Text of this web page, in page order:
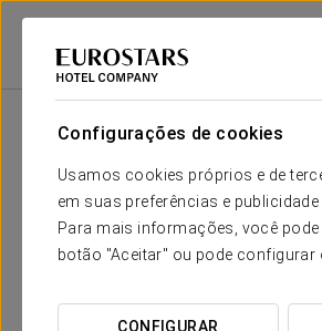
Configurações de cookies
Usamos cookies próprios e de
em suas preferências e
Para mais informações, você
botão "Aceitar" ou pode configurar
CONFIGURAR
Eurostars Hotel Company